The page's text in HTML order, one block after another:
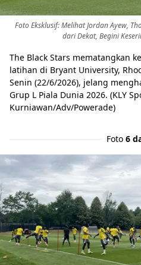
Foto Eksklusif: Melihat Jordan Ayew,
dari Dekat, Begini
The Black Stars mematangkan
latihan di Bryant University,
Senin (22/6/2026), jelang
Grup L Piala Dunia 2026. (KLY
Kurniawan/Adv/Powerade)
Foto 6